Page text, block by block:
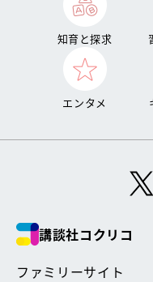
知育と探求
エンタメ
講談社コクリコ
ファミリーサイト